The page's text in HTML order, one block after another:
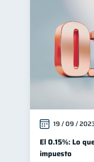
19 / 09 /
El 0.15%: Lo
impuesto